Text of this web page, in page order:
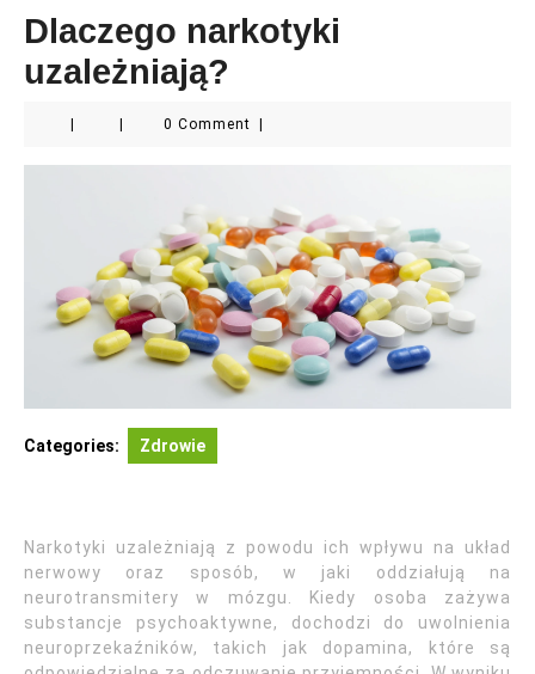
Dlaczego narkotyki
uzależniają?
0 Comment
Categories: Zdrowie
Narkotyki uzależniają z powodu ich wpływu na układ
nerwowy oraz sposób, w jaki oddziałują na
neurotransmitery w mózgu. Kiedy osoba zażywa
substancje psychoaktywne, dochodzi do uwolnienia
neuroprzekaźników, takich jak dopamina, które są